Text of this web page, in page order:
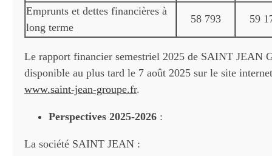
Emprunts et dettes financières à
long terme
58 793 59
Le rapport financier semestriel 2025 de SAINT JEAN
disponible au plus tard le 7 août 2025 sur le site
www.saint-jean-groupe.fr.
Perspectives 2025-2026 :
La société SAINT JEAN :